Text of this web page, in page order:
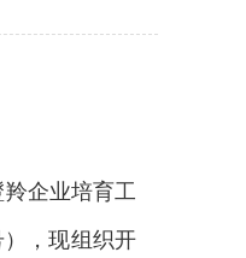
企业培育工
，现组织开